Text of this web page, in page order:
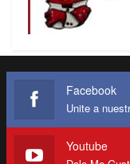
locales?” Avisa
auditada y una
ve en qué
quieren cerrar el
tiene que
¿No era que, en
Estado no debe
Facebook
Youtube